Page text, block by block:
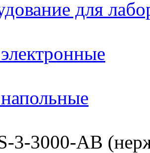
для
3-3000-AB